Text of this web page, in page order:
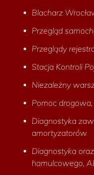
Blacharz
Przegląd
Przeglądy
Stacja Kontroli
Niezależny
Pomoc
Diagnostyka
amortyzatorów
Diagnostyka
hamulcowego,